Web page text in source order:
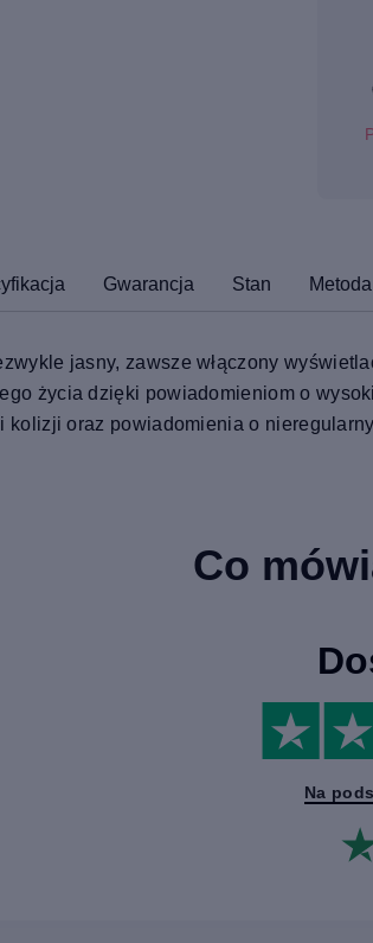
Gwarancja Stan
jasny, zawsze włączony
życia dzięki powiadomieniom o
kolizji oraz powiadomienia o
Co
Na